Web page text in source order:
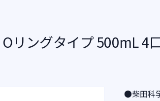
リングタイプ 500mL 4
●柴田科